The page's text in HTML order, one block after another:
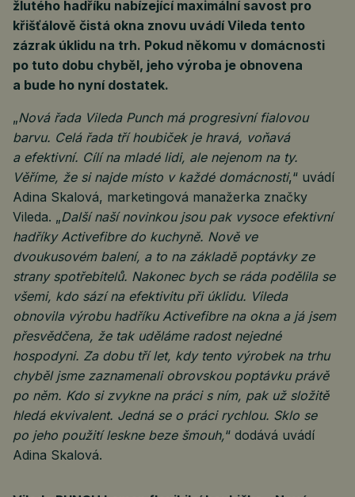
žlutého hadříku nabízející maximální savost pro
křišťálově čistá okna znovu uvádí Vileda tento
zázrak úklidu na trh. Pokud někomu v domácnosti
po tuto dobu chyběl, jeho výroba je obnovena
a bude ho nyní dostatek.
„Nová řada Vileda Punch má progresivní fialovou
barvu. Celá řada tří houbiček je hravá, voňavá
a efektivní. Cílí na mladé lidi, ale nejenom na ty.
Věříme, že si najde místo v každé domácnosti,“ uvádí
Adina Skalová, marketingová manažerka značky
Vileda. „Další naší novinkou jsou pak vysoce efektivní
hadříky Activefibre do kuchyně. Nově ve
dvoukusovém balení, a to na základě poptávky ze
strany spotřebitelů. Nakonec bych se ráda podělila se
všemi, kdo sází na efektivitu při úklidu. Vileda
obnovila výrobu hadříku Activefibre na okna a já jsem
přesvědčena, že tak uděláme radost nejedné
hospodyni. Za dobu tří let, kdy tento výrobek na trhu
chyběl jsme zaznamenali obrovskou poptávku právě
po něm. Kdo si zvykne na práci s ním, pak už složitě
hledá ekvivalent. Jedná se o práci rychlou. Sklo se
po jeho použití leskne beze šmouh,“ dodává uvádí
Adina Skalová.